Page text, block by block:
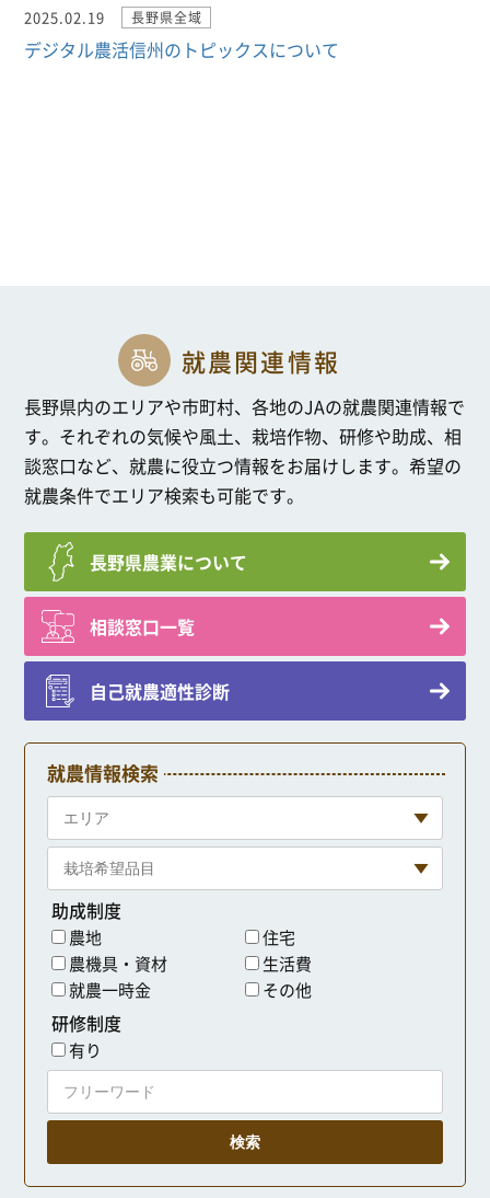
2025.02.19 長野県全域
デジタル農活信州のトピックスについて
就農関連情報
長野県内のエリアや市町村、各地のJAの就農関連情報で
す。 それぞれの気候や風土、栽培作物、研修や助成、相
談窓口など、就農に役立つ情報をお届けします。希望の
就農条件でエリア検索も可能です。
長野県農業について
相談窓口一覧
自己就農適性診断
就農情報検索
助成制度
農地
住宅
農機具・資材
生活費
就農一時金
その他
研修制度
有り